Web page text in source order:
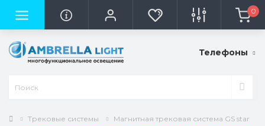
0
Телефоны
Трековые системы
Магнитная трековая система GS star